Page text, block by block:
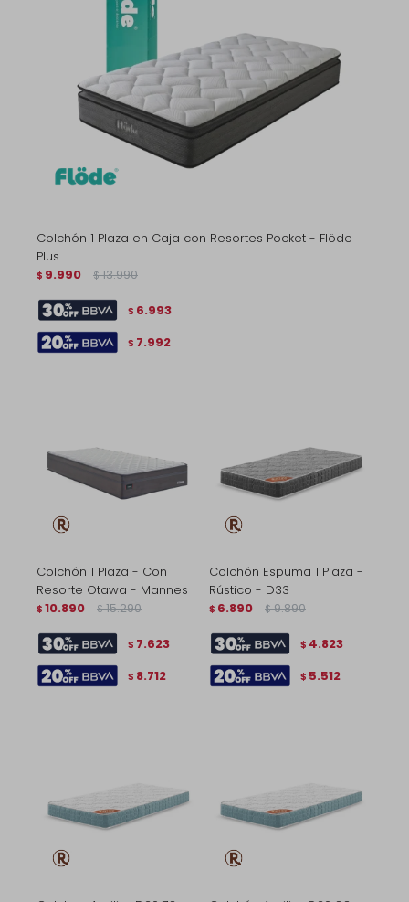
Colchón 1 Plaza en Caja con Resortes Pocket - Flöde
Plus
$ 9.990 $ 13.990
$ 6.993
$ 7.992
Colchón 1 Plaza - Con
Resorte Otawa - Mannes
$ 10.890 $ 15.290
$ 7.623
$ 8.712
Colchón Espuma 1 Plaza -
Rústico - D33
$ 6.890 $ 9.890
$ 4.823
$ 5.512